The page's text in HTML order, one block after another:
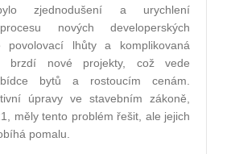
zjednodušení a urychlení
nových developerských
povolovací lhůty a komplikovaná
brzdí nové projekty, což vede
bytů a rostoucím cenám.
úpravy ve stavebním zákoně,
měly tento problém řešit, ale jejich
pomalu​.